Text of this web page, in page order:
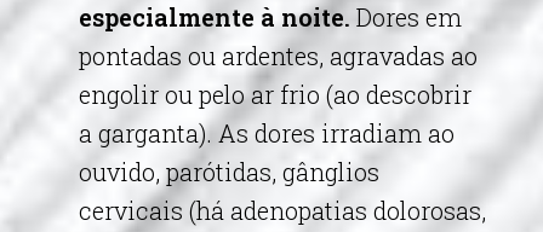
especialmente à noite. Dores em
pontadas ou ardentes, agravadas ao
engolir ou pelo ar frio (ao descobrir
a garganta). As dores irradiam ao
ouvido, parótidas, gânglios
cervicais (há adenopatias dolorosas,